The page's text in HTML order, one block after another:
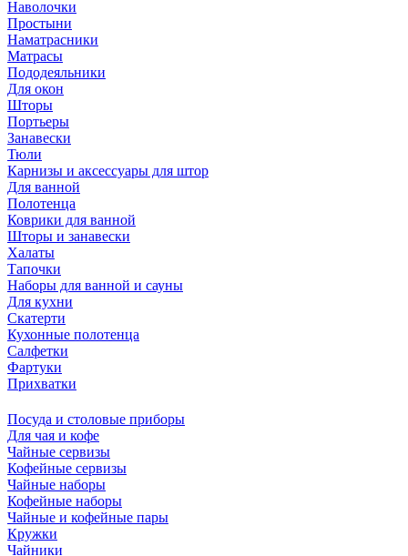
Наволочки
Простыни
Наматрасники
Матрасы
Пододеяльники
Для окон
Шторы
Портьеры
Занавески
Тюли
Карнизы и аксессуары для штор
Для ванной
Полотенца
Коврики для ванной
Шторы и занавески
Халаты
Тапочки
Наборы для ванной и сауны
Для кухни
Скатерти
Кухонные полотенца
Салфетки
Фартуки
Прихватки
Посуда и столовые приборы
Для чая и кофе
Чайные сервизы
Кофейные сервизы
Чайные наборы
Кофейные наборы
Чайные и кофейные пары
Кружки
Чайники